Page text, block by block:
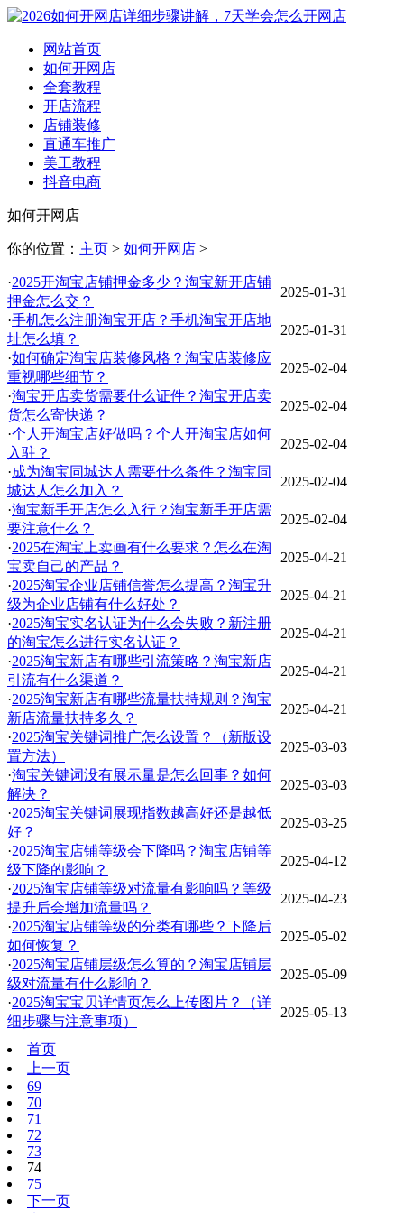
网站首页
如何开网店
全套教程
开店流程
店铺装修
直通车推广
美工教程
抖音电商
如何开网店
你的位置： 主页 > 如何开网店 >
·2025开淘宝店铺押金多少？淘宝新开店铺
押金怎么交？
2025-01-31
·手机怎么注册淘宝开店？手机淘宝开店地
址怎么填？
2025-01-31
·如何确定淘宝店装修风格？淘宝店装修应
重视哪些细节？
2025-02-04
·淘宝开店卖货需要什么证件？淘宝开店卖
货怎么寄快递？
2025-02-04
·个人开淘宝店好做吗？个人开淘宝店如何
入驻？
2025-02-04
·成为淘宝同城达人需要什么条件？淘宝同
城达人怎么加入？
2025-02-04
·淘宝新手开店怎么入行？淘宝新手开店需
要注意什么？
2025-02-04
·2025在淘宝上卖画有什么要求？怎么在淘
宝卖自己的产品？
2025-04-21
·2025淘宝企业店铺信誉怎么提高？淘宝升
级为企业店铺有什么好处？
2025-04-21
·2025淘宝实名认证为什么会失败？新注册
的淘宝怎么进行实名认证？
2025-04-21
·2025淘宝新店有哪些引流策略？淘宝新店
引流有什么渠道？
2025-04-21
·2025淘宝新店有哪些流量扶持规则？淘宝
新店流量扶持多久？
2025-04-21
·2025淘宝关键词推广怎么设置？（新版设
置方法）
2025-03-03
·淘宝关键词没有展示量是怎么回事？如何
解决？
2025-03-03
·2025淘宝关键词展现指数越高好还是越低
好？
2025-03-25
·2025淘宝店铺等级会下降吗？淘宝店铺等
级下降的影响？
2025-04-12
·2025淘宝店铺等级对流量有影响吗？等级
提升后会增加流量吗？
2025-04-23
·2025淘宝店铺等级的分类有哪些？下降后
如何恢复？
2025-05-02
·2025淘宝店铺层级怎么算的？淘宝店铺层
级对流量有什么影响？
2025-05-09
·2025淘宝宝贝详情页怎么上传图片？（详
细步骤与注意事项）
2025-05-13
首页
上一页
69
70
71
72
73
74
75
下一页